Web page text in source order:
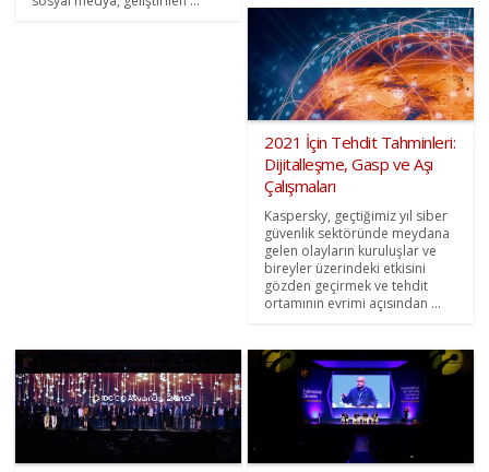
2021 İçin Tehdit Tahminleri:
Dijitalleşme, Gasp ve Aşı
Çalışmaları
Kaspersky, geçtiğimiz yıl siber
güvenlik sektöründe meydana
gelen olayların kuruluşlar ve
bireyler üzerindeki etkisini
gözden geçirmek ve tehdit
ortamının evrimi açısından ...